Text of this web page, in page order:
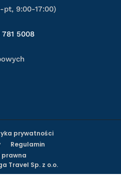
pt, 9:00-17:00)
5008
prywatności
Regulamin
prawna
Travel Sp. z o.o.